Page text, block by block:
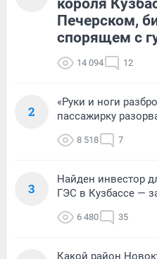
Печерском,
спорящем с
14 094 12
2
«Руки и ноги
пассажирку
8 518 7
3
Найден инвестор
ГЭС в Кузбассе —
6 480 35
Какой район